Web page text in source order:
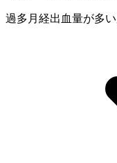
過多月経出血量が多い